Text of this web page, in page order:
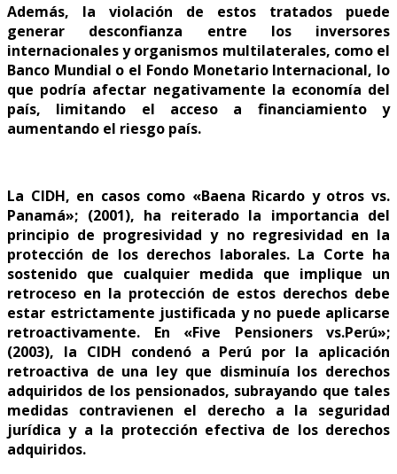
Además, la violación de estos tratados puede
generar desconfianza entre los inversores
internacionales y organismos multilaterales, como el
Banco Mundial o el Fondo Monetario Internacional, lo
que podría afectar negativamente la economía del
país, limitando el acceso a financiamiento y
aumentando el riesgo país.
La CIDH, en casos como «Baena Ricardo y otros vs.
Panamá»; (2001), ha reiterado la importancia del
principio de progresividad y no regresividad en la
protección de los derechos laborales. La Corte ha
sostenido que cualquier medida que implique un
retroceso en la protección de estos derechos debe
estar estrictamente justificada y no puede aplicarse
retroactivamente. En «Five Pensioners vs.Perú»;
(2003), la CIDH condenó a Perú por la aplicación
retroactiva de una ley que disminuía los derechos
adquiridos de los pensionados, subrayando que tales
medidas contravienen el derecho a la seguridad
jurídica y a la protección efectiva de los derechos
adquiridos.